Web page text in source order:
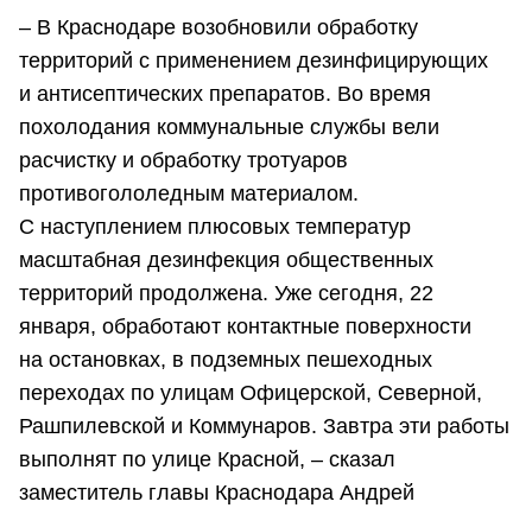
– В Краснодаре возобновили обработку
территорий с применением дезинфицирующих
и антисептических препаратов. Во время
похолодания коммунальные службы вели
расчистку и обработку тротуаров
противогололедным материалом.
С наступлением плюсовых температур
масштабная дезинфекция общественных
территорий продолжена. Уже сегодня, 22
января, обработают контактные поверхности
на остановках, в подземных пешеходных
переходах по улицам Офицерской, Северной,
Рашпилевской и Коммунаров. Завтра эти работы
выполнят по улице Красной, – сказал
заместитель главы Краснодара Андрей